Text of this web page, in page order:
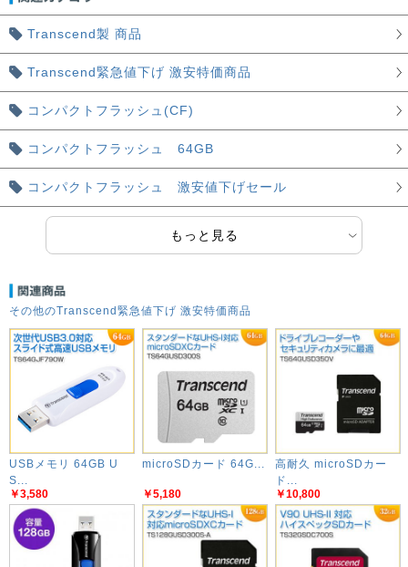
Transcend製 商品
Transcend緊急値下げ 激安特価商品
コンパクトフラッシュ(CF)
コンパクトフラッシュ 64GB
コンパクトフラッシュ 激安値下げセール
もっと見る
その他のTranscend緊急値下げ 激安特価商品
USBメモリ 64GB U
S...
￥3,580
microSDカード 64G...
￥5,180
高耐久 microSDカー
ド...
￥10,800